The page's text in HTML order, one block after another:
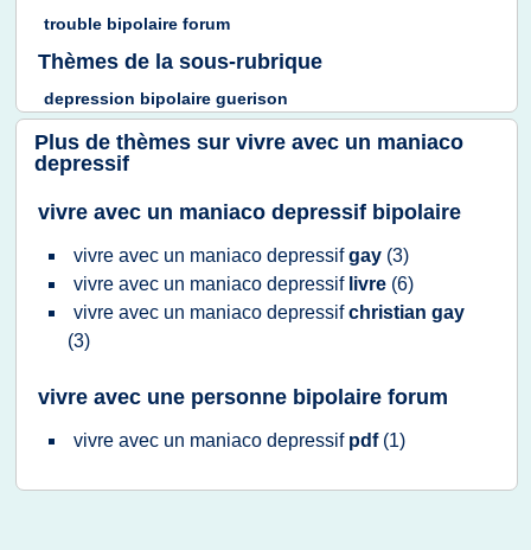
trouble bipolaire forum
Thèmes de la sous-rubrique
depression bipolaire guerison
Plus de thèmes sur vivre avec un maniaco
depressif
vivre avec un maniaco depressif bipolaire
vivre avec un maniaco depressifgay (3)
vivre avec un maniaco depressif livre (6)
vivre avec un maniaco depressifchristian gay
(3)
vivre avec une personne bipolaire forum
vivre avec un maniaco depressif pdf (1)